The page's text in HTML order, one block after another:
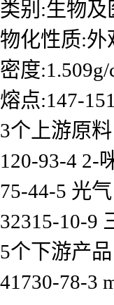
类别:生物及
物化性质:外
密度:1.509g/
熔点:147-
3个上游原料
120-93-4 2-
75-44-5 光气
32315-10-9
5个下游产品
41730-78-3